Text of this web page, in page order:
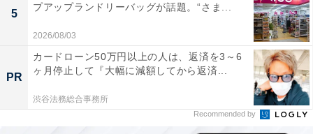
5
プアップランドリーバッグが話題。“さま...
2026/08/03
PR
カードローン50万円以上の人は、返済を3～6
ヶ月停止して『大幅に減額してから返済...
渋谷法務総合事務所
Recommended by